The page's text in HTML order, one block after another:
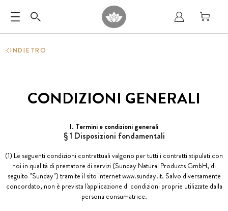
INDIETRO
CONDIZIONI GENERALI
I. Termini e condizioni generali
§ 1 Disposizioni fondamentali
(1) Le seguenti condizioni contrattuali valgono per tutti i contratti stipulati con
noi in qualità di prestatore di servizi (Sunday Natural Products GmbH, di
seguito "Sunday") tramite il sito internet www.sunday.it. Salvo diversamente
concordato, non è prevista l'applicazione di condizioni proprie utilizzate dalla
persona consumatrice.